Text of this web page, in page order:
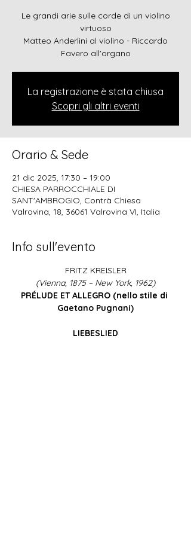
Le grandi arie sulle corde di un violino
virtuoso
Matteo Anderlini al violino - Riccardo
Favero all'organo
La registrazione è stata chiusa
Scopri gli altri eventi
Orario & Sede
21 dic 2025, 17:30 – 19:00
CHIESA PARROCCHIALE DI
SANT'AMBROGIO, Contrà Chiesa
Valrovina, 18, 36061 Valrovina VI, Italia
Info sull'evento
FRITZ KREISLER
(Vienna, 1875 – New York, 1962)
PRÉLUDE ET ALLEGRO (nello stile di
Gaetano Pugnani)
LIEBESLIED